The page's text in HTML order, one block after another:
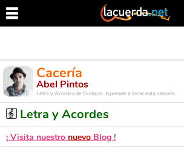
Cacería
Abel Pintos
Letra y Acordes de Guitarra. Aprende a tocar esta canción
Letra y Acordes
¡ Visita nuestro nuevo Blog !